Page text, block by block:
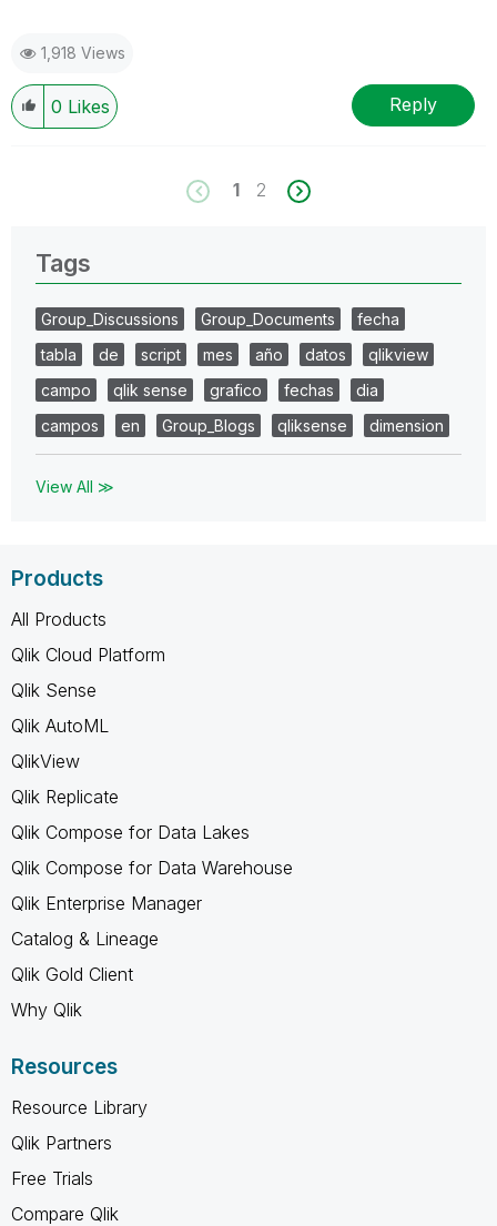
1,918 Views
0 Likes Reply
1 2
Tags
Group_Discussions Group_Documents
fecha
tabla
de script mes año datos
qlikview
campo
qlik sense grafico fechas
dia
campos
en Group_Blogs qliksense dimension
View All ≫
Products
All Products
Qlik Cloud Platform
Qlik Sense
Qlik AutoML
QlikView
Qlik Replicate
Qlik Compose for Data Lakes
Qlik Compose for Data Warehouse
Qlik Enterprise Manager
Catalog & Lineage
Qlik Gold Client
Why Qlik
Resources
Resource Library
Qlik Partners
Free Trials
Compare Qlik